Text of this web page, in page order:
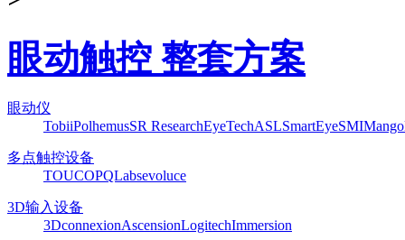
眼动触控 整套方案
眼动仪
TobiiPolhemusSR ResearchEyeTechASLSmartEyeSMI
多点触控设备
TOUCOPQLabsevoluce
3D输入设备
3DconnexionAscensionLogitechImmersion